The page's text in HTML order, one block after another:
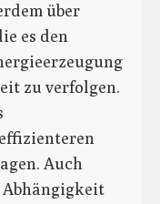
über
es den
zu verfolgen.
Auch